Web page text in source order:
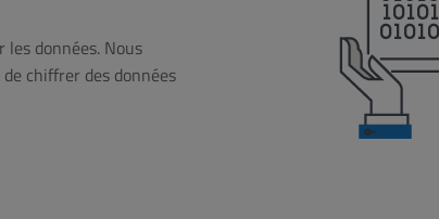
données. Nous
chiffrer des données